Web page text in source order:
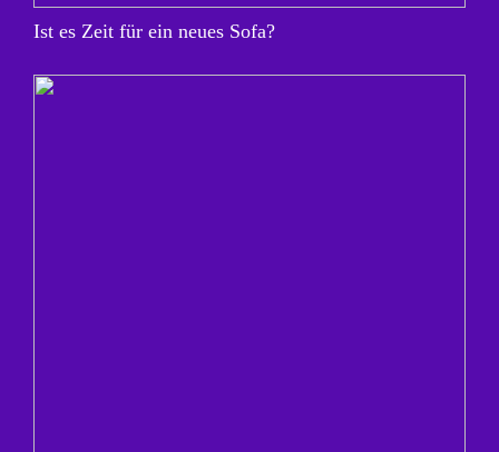
Ist es Zeit für ein neues Sofa?